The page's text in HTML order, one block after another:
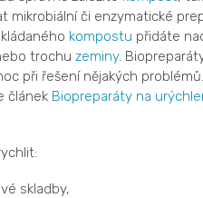
mikrobiální či enzymatické
kompostu přidáte
trochu zeminy.
při řešení nějakých
článek Biopreparáty na
skladby,